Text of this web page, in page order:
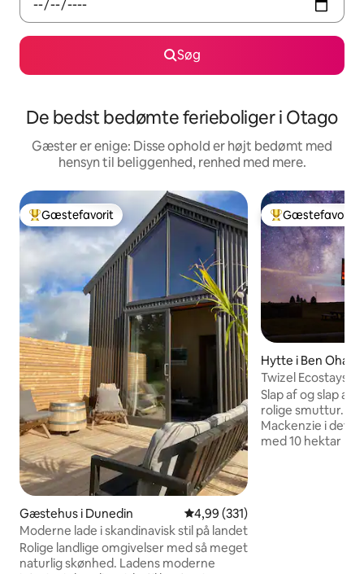
Søg
De bedst bedømte ferieboliger i Otago
Gæster er enige: Disse ophold er højt bedømt med
hensyn til beliggenhed, renhed med mere.
Bedste gæstefavorit
Gæstefavorit
Gæstehus i Dunedin 4,99 ud af 5 i gennemsnitlig
4,99 (331)
Moderne lade i skandinavisk stil på landet
Rolige landlige omgivelser med så meget
naturlig skønhed. Ladens moderne
Bedste
Gæstefavorit
Hytte i Ben Ohau
Twizel Ecostays.
Slap af og slap af
rolige smuttur.
Mackenzie i det
med 10 hektar